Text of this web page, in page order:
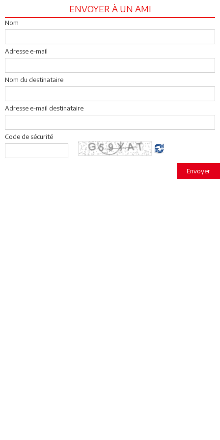
ENVOYER À UN AMI
Nom
Adresse e-mail
Nom du destinataire
Adresse e-mail destinataire
Code de sécurité
Envoyer